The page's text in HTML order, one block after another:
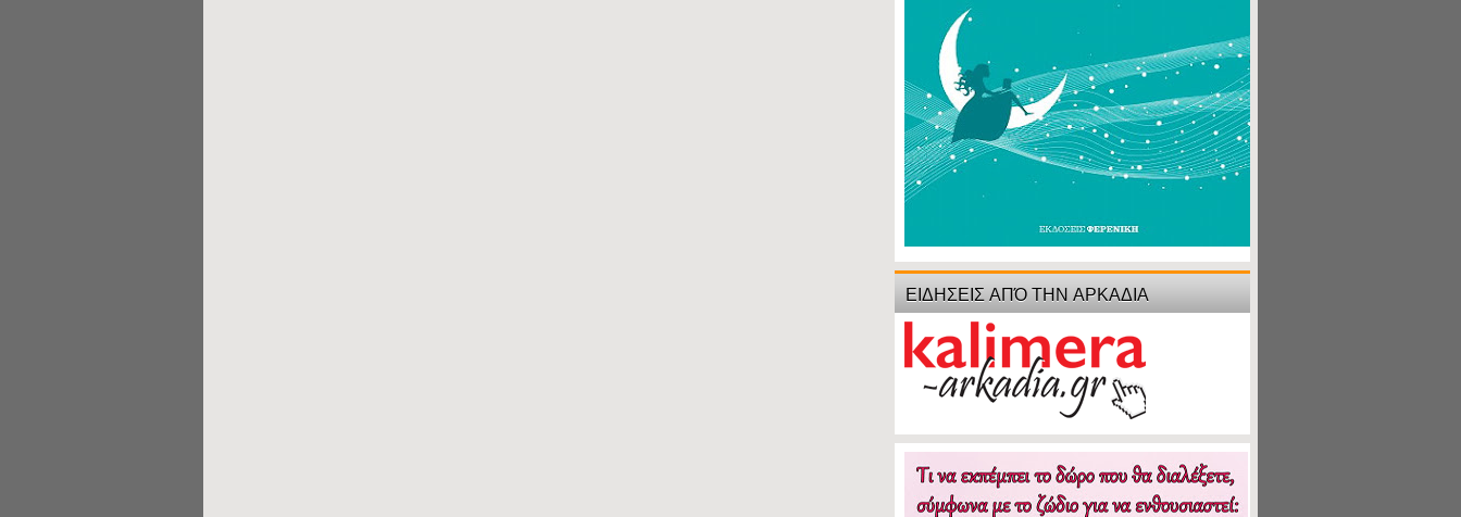
ΕΙΔΗΣΕΙΣ ΑΠΌ ΤΗΝ ΑΡΚΑΔΙΑ